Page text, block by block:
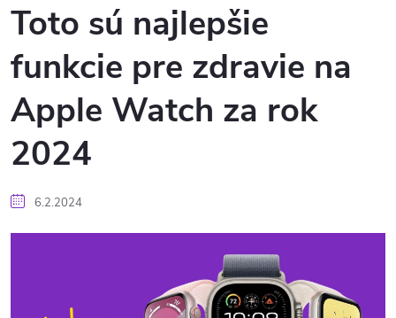
Toto sú najlepšie
funkcie pre zdravie na
Apple Watch za rok
2024
6.2.2024